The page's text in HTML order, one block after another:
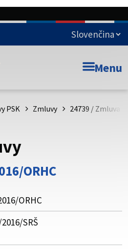
Prešovského
že zdieľate informácie iba
stránku. Zabezpečená stránka
domény webového sídla.
Menu
PSK Zmluvy 24739 / Zmluva
ORHC
ORHC
SRŠ